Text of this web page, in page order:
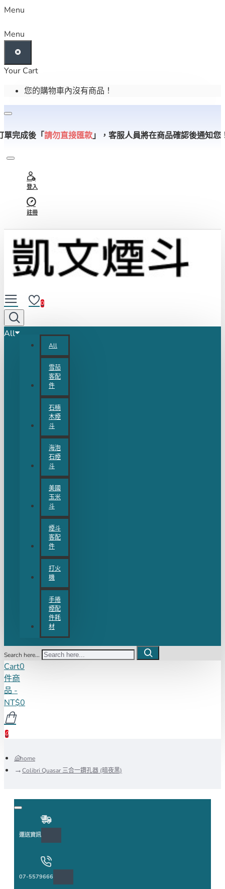
Menu
Menu
Your Cart
您的購物車內沒有商品！
單完成後「請勿直接匯款 」， 客服人員將在商品確認後通知您
登入
註冊
0
All
All
雪茄
客配
件
石楠
木煙
斗
海泡
石煙
斗
美國
玉米
斗
煙斗
客配
件
打火
機
手捲
煙配
件耗
材
Search here...
Cart0
件商
品 -
NT$0
0
home
Colibri Quasar 三合一鑽孔器 (暗夜黑)
運送資訊
07-5579666